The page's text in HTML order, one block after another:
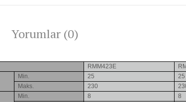
Yorumlar (0)
RMM423E
Min. 25
25
Maks.
230
Min. 8
8